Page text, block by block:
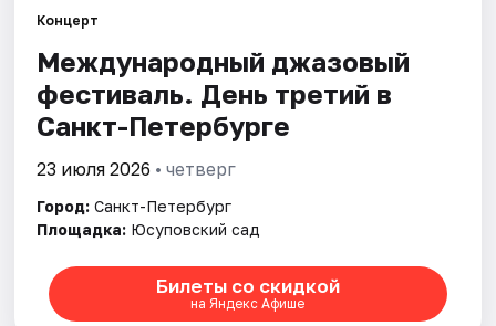
Города
Площадки
Артисты
Рейтинги
Концерт
Международный джазовый
фестиваль. День третий в
Санкт-Петербурге
23 июля 2026 • четверг
Город: Санкт-Петербург
Площадка: Юсуповский сад
Билеты со скидкой
на Яндекс Афише